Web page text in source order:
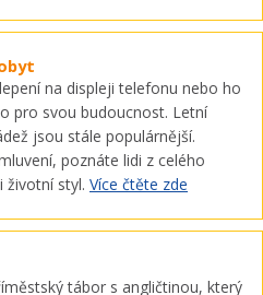
na displeji telefonu nebo ho
pro svou budoucnost. Letní
jsou stále populárnější.
poznáte lidi z celého
životní styl. Více čtěte zde
tábor s angličtinou, který